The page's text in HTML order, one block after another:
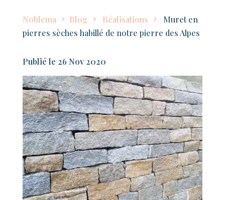
Noblema Blog Réalisations
Muret en
pierres sèches habillé de notre pierre des Alpes
26 Nov 2020